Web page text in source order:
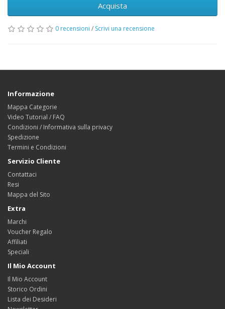
Acquista
0 recensioni / Scrivi una recensione
Informazione
Mappa Categorie
Video Tutorial / FAQ
Condizioni / Informativa sulla privacy
Spedizione
Termini e Condizioni
Servizio Cliente
Contattaci
Resi
Mappa del Sito
Extra
Marchi
Voucher Regalo
Affiliati
Speciali
Il Mio Account
Il Mio Account
Storico Ordini
Lista dei Desideri